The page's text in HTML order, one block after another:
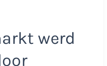
werd